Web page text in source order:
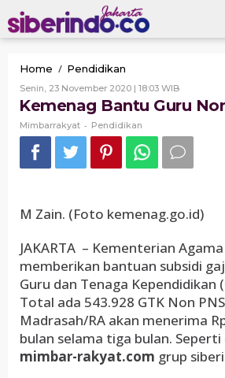
to
content
Home / Pendidikan
Bantu
Guru
Non
PNS
Senin, 23 November 2020 | 18:03 WIBOleh
Kemenag Bantu Guru
Mimbarrakyat - Pendidikan
M Zain. (Foto kemenag.go.id)
JAKARTA – Kementerian
memberikan bantuan subsidi
Guru dan Tenaga Kependidikan
Total ada 543.928 GTK Non
Madrasah/RA akan menerima
bulan selama tiga bulan.
mimbar-rakyat.com grup